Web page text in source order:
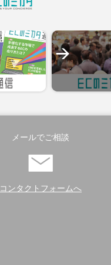
メールでご相談
コンタクトフォームへ